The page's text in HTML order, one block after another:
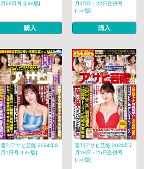
月29日号 [Lite版]
購入
月15日・22日合併号
[Lite版]
購入
週刊アサヒ芸能 2024年8
月1日号 [Lite版]
週刊アサヒ芸能 2024年7
月18日・25日合併号
[Lite版]